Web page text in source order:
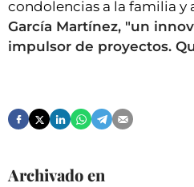
condolencias a la familia y
García Martínez, "un
impulsor de proyectos.
Archivado en